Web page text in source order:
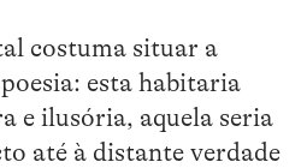
costuma situar a
esta habitaria
e ilusória, aquela seria
até à distante verdade